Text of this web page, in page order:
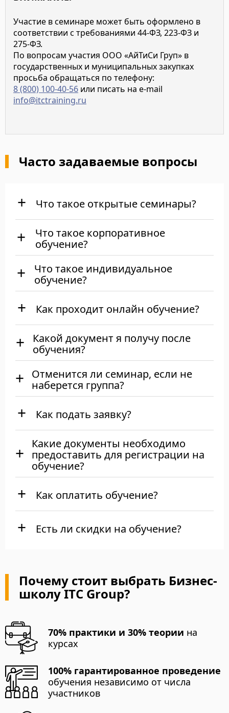
Участие в семинаре может быть оформлено в
соответствии с требованиями 44-ФЗ, 223-ФЗ и
275-ФЗ.
По вопросам участия ООО «АйТиСи Груп» в
государственных и муниципальных закупках
просьба обращаться по телефону:
8 (800) 100-40-56 или писать на e-mail
info@itctraining.ru
Часто задаваемые вопросы
Что такое открытые семинары?
Что такое корпоративное
обучение?
Что такое индивидуальное
обучение?
Как проходит онлайн обучение?
Какой документ я получу после
обучения?
Отменится ли семинар, если не
наберется группа?
Как подать заявку?
Какие документы необходимо
предоставить для регистрации на
обучение?
Как оплатить обучение?
Есть ли скидки на обучение?
Почему стоит выбрать Бизнес-
школу ITC Group?
70% практики и 30% теории на
курсах
100% гарантированное проведение
обучения независимо от числа
участников